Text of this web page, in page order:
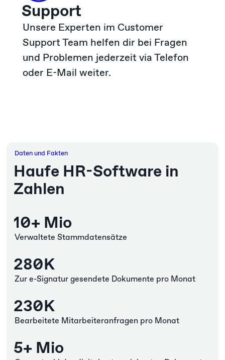
Support
Unsere Experten im Customer
Support Team helfen dir bei Fragen
und Problemen jederzeit via Telefon
oder E-Mail weiter.
Daten und Fakten
Haufe HR-Software in
Zahlen
10+ Mio
Verwaltete Stammdatensätze
280K
Zur e-Signatur gesendete Dokumente​ pro Monat
230K
Bearbeitete Mitarbeiteranfragen pro Monat
5+ Mio